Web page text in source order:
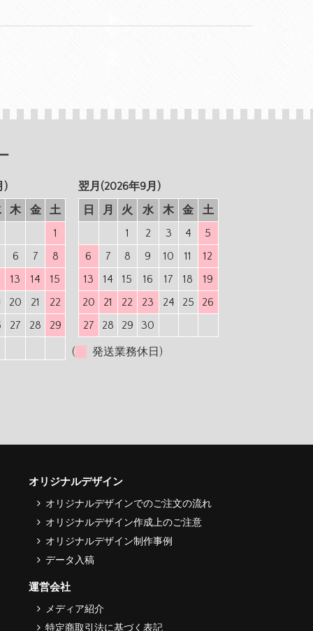
)
木 金
土
1
6 7
8
13 14
15
20 21
22
27 28
29
翌月(2026年9月)
日
月 火 水 木 金
土
1
2 3 4
5
6
7 8 9 10 11
12
13
14 15 16 17 18
19
20
21 22 23 24 25
26
27
28 29 30
( 発送業務休日)
オリジナルデザイン
オリジナルデザインでのご注文の流れ
オリジナルデザイン作成上のご注意
オリジナルデザイン制作事例
データ入稿
運営会社
メディア紹介
特定商取引法に基づく表記